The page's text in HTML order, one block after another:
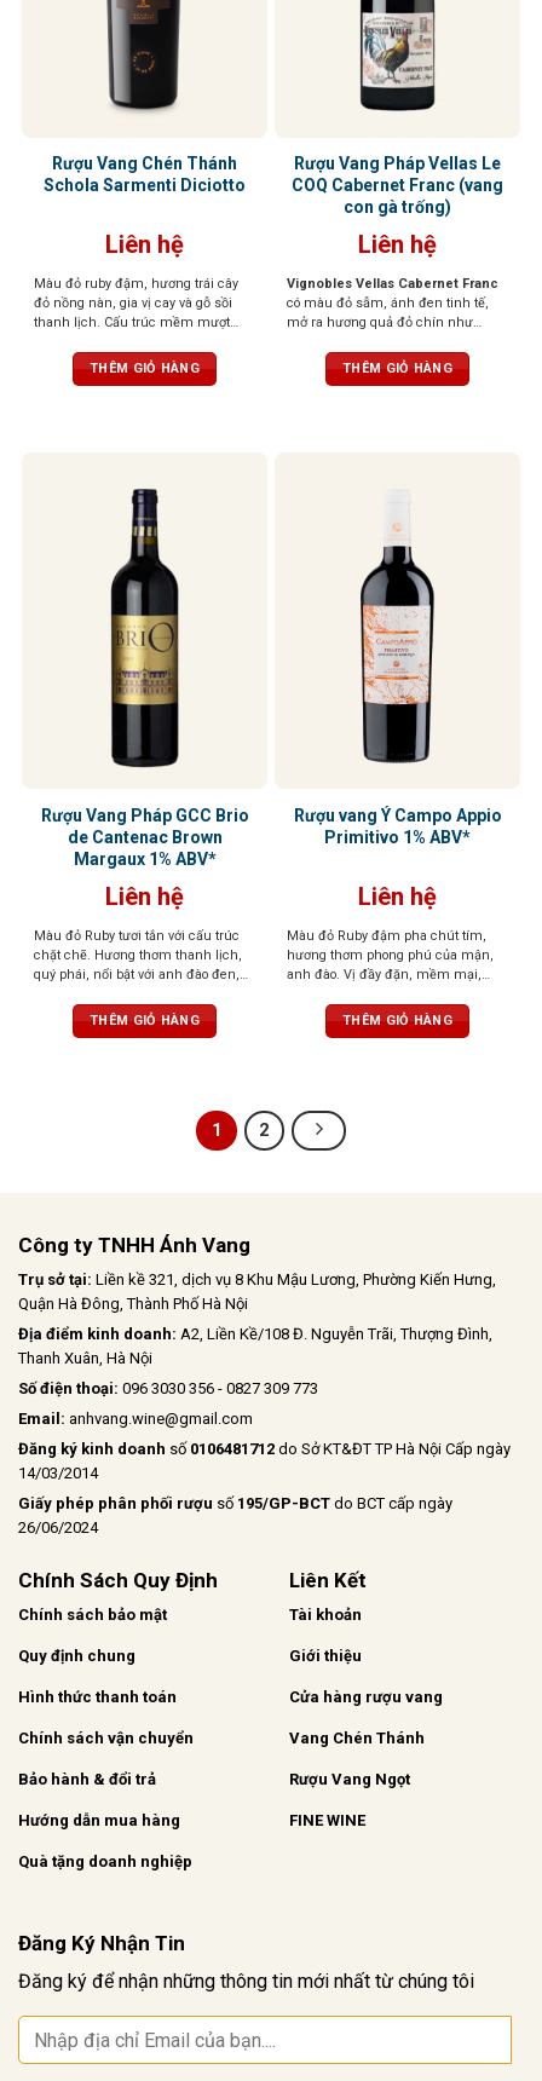
Rượu Vang Chén Thánh
Schola Sarmenti Diciotto
Liên hệ
Màu đỏ ruby đậm, hương trái cây
đỏ nồng nàn, gia vị cay và gỗ sồi
thanh lịch. Cấu trúc mềm mượt
vị kéo dài THÊM GIỎ HÀNG
Rượu Vang Pháp Vellas Le
COQ Cabernet Franc (vang
con gà trống)
Liên hệ
Vignobles Vellas Cabernet Franc
có màu đỏ sẫm, ánh đen tinh tế,
mở ra hương quả đỏ chín như
chuông xanh và chút thảo mộc. Vị
vang thanh lịch, tannin mịn, dễ
THÊM GIỎ HÀNG
Rượu Vang Pháp GCC Brio
de Cantenac Brown
Margaux 1% ABV*
Liên hệ
Màu đỏ Ruby tươi tắn với cấu trúc
chặt chẽ. Hương thơm thanh lịch,
quý phái, nổi bật với anh đào đen,
tannin mượt mà, kéo dài ở hậu vị
cùng dư vị ngọt thanh dễ chịu. Kết
THÊM GIỎ HÀNG
Rượu vang Ý Campo Appio
Primitivo 1% ABV*
Liên hệ
Màu đỏ Ruby đậm pha chút tím,
hương thơm phong phú của mận,
anh đào. Vị đầy đặn, mềm mại,
THÊM GIỎ HÀNG
1 2
Công ty TNHH Ánh Vang
Trụ sở tại: Liền kề 321, dịch vụ 8 Khu Mậu Lương, Phường Kiến Hưng,
Quận Hà Đông, Thành Phố Hà Nội
Địa điểm kinh doanh: A2, Liền Kề/108 Đ. Nguyễn Trãi, Thượng Đình,
Thanh Xuân, Hà Nội
Số điện thoại: 096 3030 356 - 0827 309 773
Email: anhvang.wine@gmail.com
Đăng ký kinh doanh số 0106481712 do Sở KT&ĐT TP Hà Nội Cấp ngày
14/03/2014
Giấy phép phân phối rượu số 195/GP-BCT do BCT cấp ngày
26/06/2024
Chính Sách Quy Định
Chính sách bảo mật
Quy định chung
Hình thức thanh toán
Chính sách vận chuyển
Bảo hành & đổi trả
Hướng dẫn mua hàng
Quà tặng doanh nghiệp
Liên Kết
Tài khoản
Giới thiệu
Cửa hàng rượu vang
Vang Chén Thánh
Rượu Vang Ngọt
FINE WINE
Đăng Ký Nhận Tin
Đăng ký để nhận những thông tin mới nhất từ chúng tôi